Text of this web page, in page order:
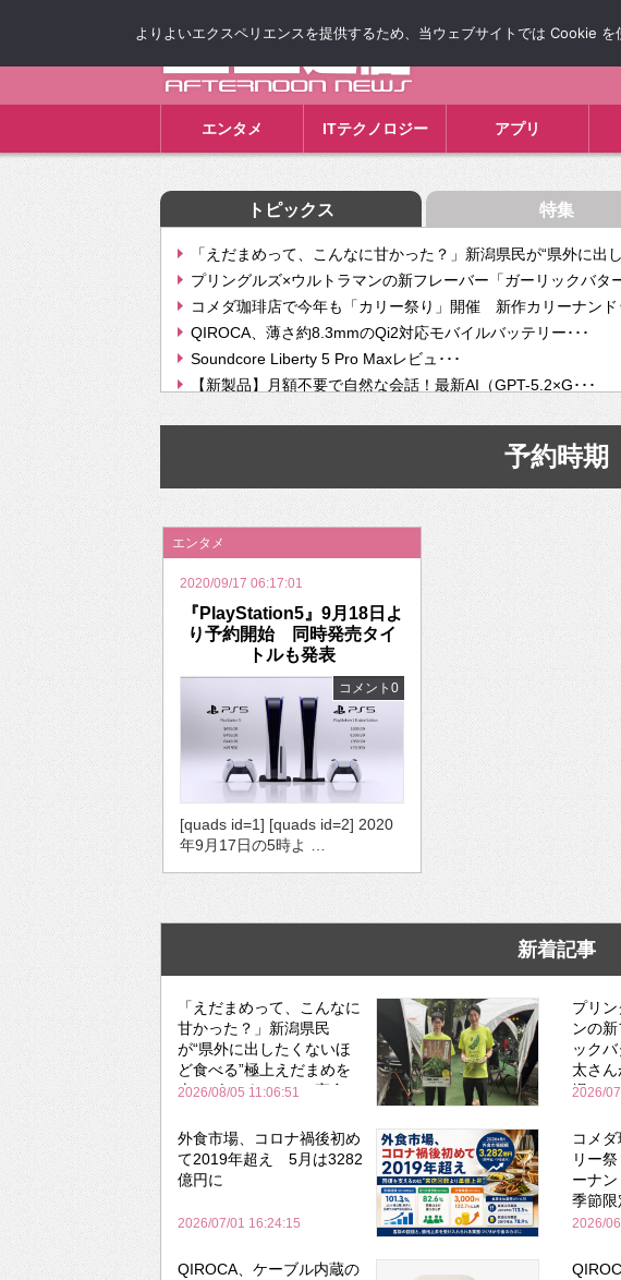
エンタメ ITテクノロジー アプリ
トピックス 特集
「えだまめって、こんなに甘かった？」新潟県民が“県外に出
プリングルズ×ウルトラマンの新フレーバー「ガーリックバタ
コメダ珈琲店で今年も「カリー祭り」開催 新作カリーナンド
QIROCA、薄さ約8.3mmのQi2対応モバイルバッテリー･･･
Soundcore Liberty 5 Pro Maxレビュ･･･
【新製品】月額不要で自然な会話！最新AI（GPT-5.2×G･･･
【次世代の没入感と生産性】VITURE Luma Ultra･･･
挫折率8割の壁をAIで突破。ジャストシステム、”自分が今話し･
2026年のバレンタインは「自分で作って、想いを渡す」 TE･･
予約時期
エンタメ
2020/09/17 06:17:01
『PlayStation5』9月18日よ
り予約開始 同時発売タイ
トルも発表
コメント0
[quads id=1] [quads id=2] 2020
年9月17日の5時よ …
新着記事
「えだまめって、こんなに
甘かった？」新潟県民
が“県外に出したくないほ
ど食べる”極上えだまめを
森のビアガーデンで実食
2026/08/05 11:06:51
プリ
ンの
ック
太さ
場
2026/
外食市場、コロナ禍後初め
て2019年超え 5月は3282
億円に
2026/07/01 16:24:15
コメ
リー
ーナ
季節
2026/
QIROCA、ケーブル内蔵の
よりよいエクスペリエンスを提供するため、当ウェブサイトでは Cookie